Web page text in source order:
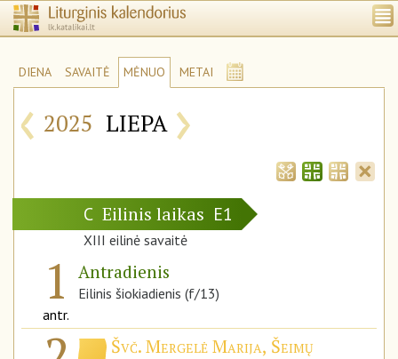
DIENA SAVAITĖ MĖNUO METAI
‹ 2025 LIEPA ›
C Eilinis laikas E1
XIII eilinė savaitė
1
antr.
Antradienis
Eilinis šiokiadienis (f/13)
Švč. Mergelė Marija, Šeimų